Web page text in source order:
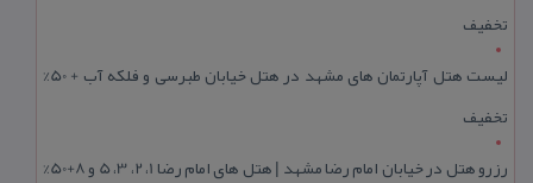
تخفیف
لیست هتل آپارتمان های مشهد در هتل خیابان طبرسی و فلکه آب + 50%
تخفیف
رزرو هتل در خیابان امام رضا مشهد | هتل‌ های امام رضا 1، 2، 3، 5 و 8+50%